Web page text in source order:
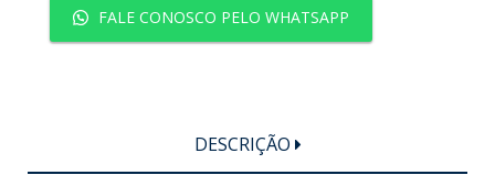
FALE CONOSCO PELO WHATSAPP
DESCRIÇÃO